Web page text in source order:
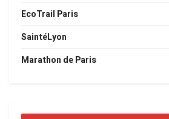
EcoTrail Paris
SaintéLyon
Marathon de Paris